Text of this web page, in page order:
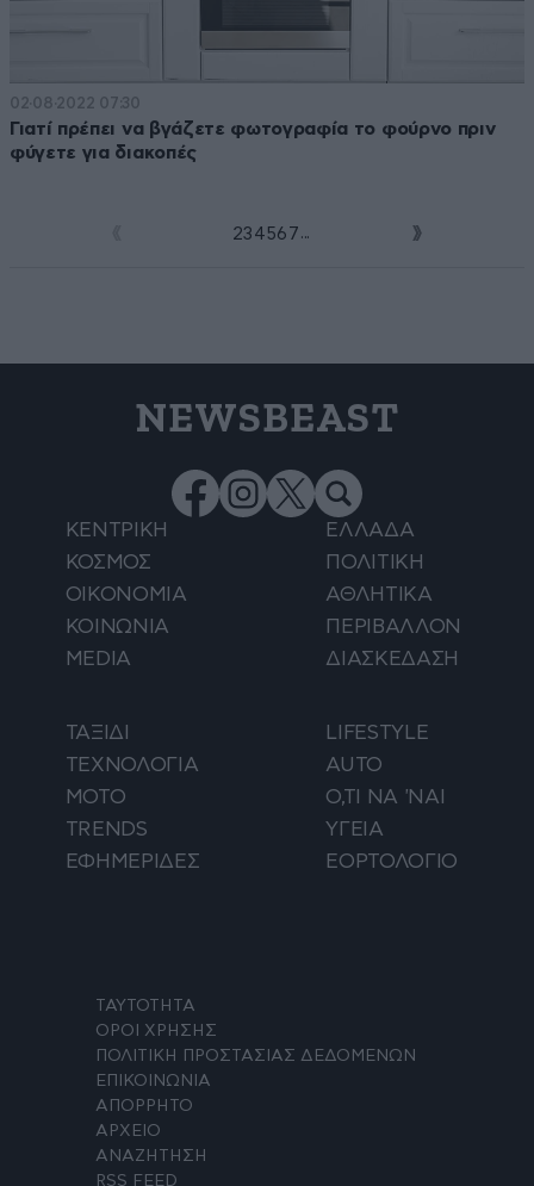
02·08·2022 07:30
Γιατί πρέπει να βγάζετε φωτογραφία το φούρνο πριν
φύγετε για διακοπές
23 4 56 7 ...
NEWSBEAST
ΚΕΝΤΡΙΚΗ
ΕΛΛΑΔΑ
ΚΟΣΜΟΣ
ΠΟΛΙΤΙΚΗ
ΟΙΚΟΝΟΜΙΑ
ΑΘΛΗΤΙΚΑ
ΚΟΙΝΩΝΙΑ
ΠΕΡΙΒΑΛΛΟΝ
MEDIA
ΔΙΑΣΚΕΔΑΣΗ
ΤΑΞΙΔΙ
LIFESTYLE
ΤΕΧΝΟΛΟΓΙΑ
AUTO
ΜΟΤΟ
Ο,ΤΙ ΝΑ 'ΝΑΙ
TRENDS
ΥΓΕΙΑ
ΕΦΗΜΕΡΙΔΕΣ
ΕΟΡΤΟΛΟΓΙΟ
ΤΑΥΤΟΤΗΤΑ
ΟΡΟΙ ΧΡΗΣΗΣ
ΠΟΛΙΤΙΚΗ ΠΡΟΣΤΑΣΙΑΣ ΔΕΔΟΜΕΝΩΝ
ΕΠΙΚΟΙΝΩΝΙΑ
ΑΠΟΡΡΗΤΟ
ΑΡΧΕΙΟ
ΑΝΑΖΗΤΗΣΗ
RSS FEED